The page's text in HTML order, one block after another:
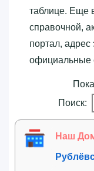
таблице. Еще
справочной,
портал,
официальные
Поиск:
Наш